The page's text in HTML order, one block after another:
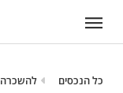
כל הנכסים להשכרה